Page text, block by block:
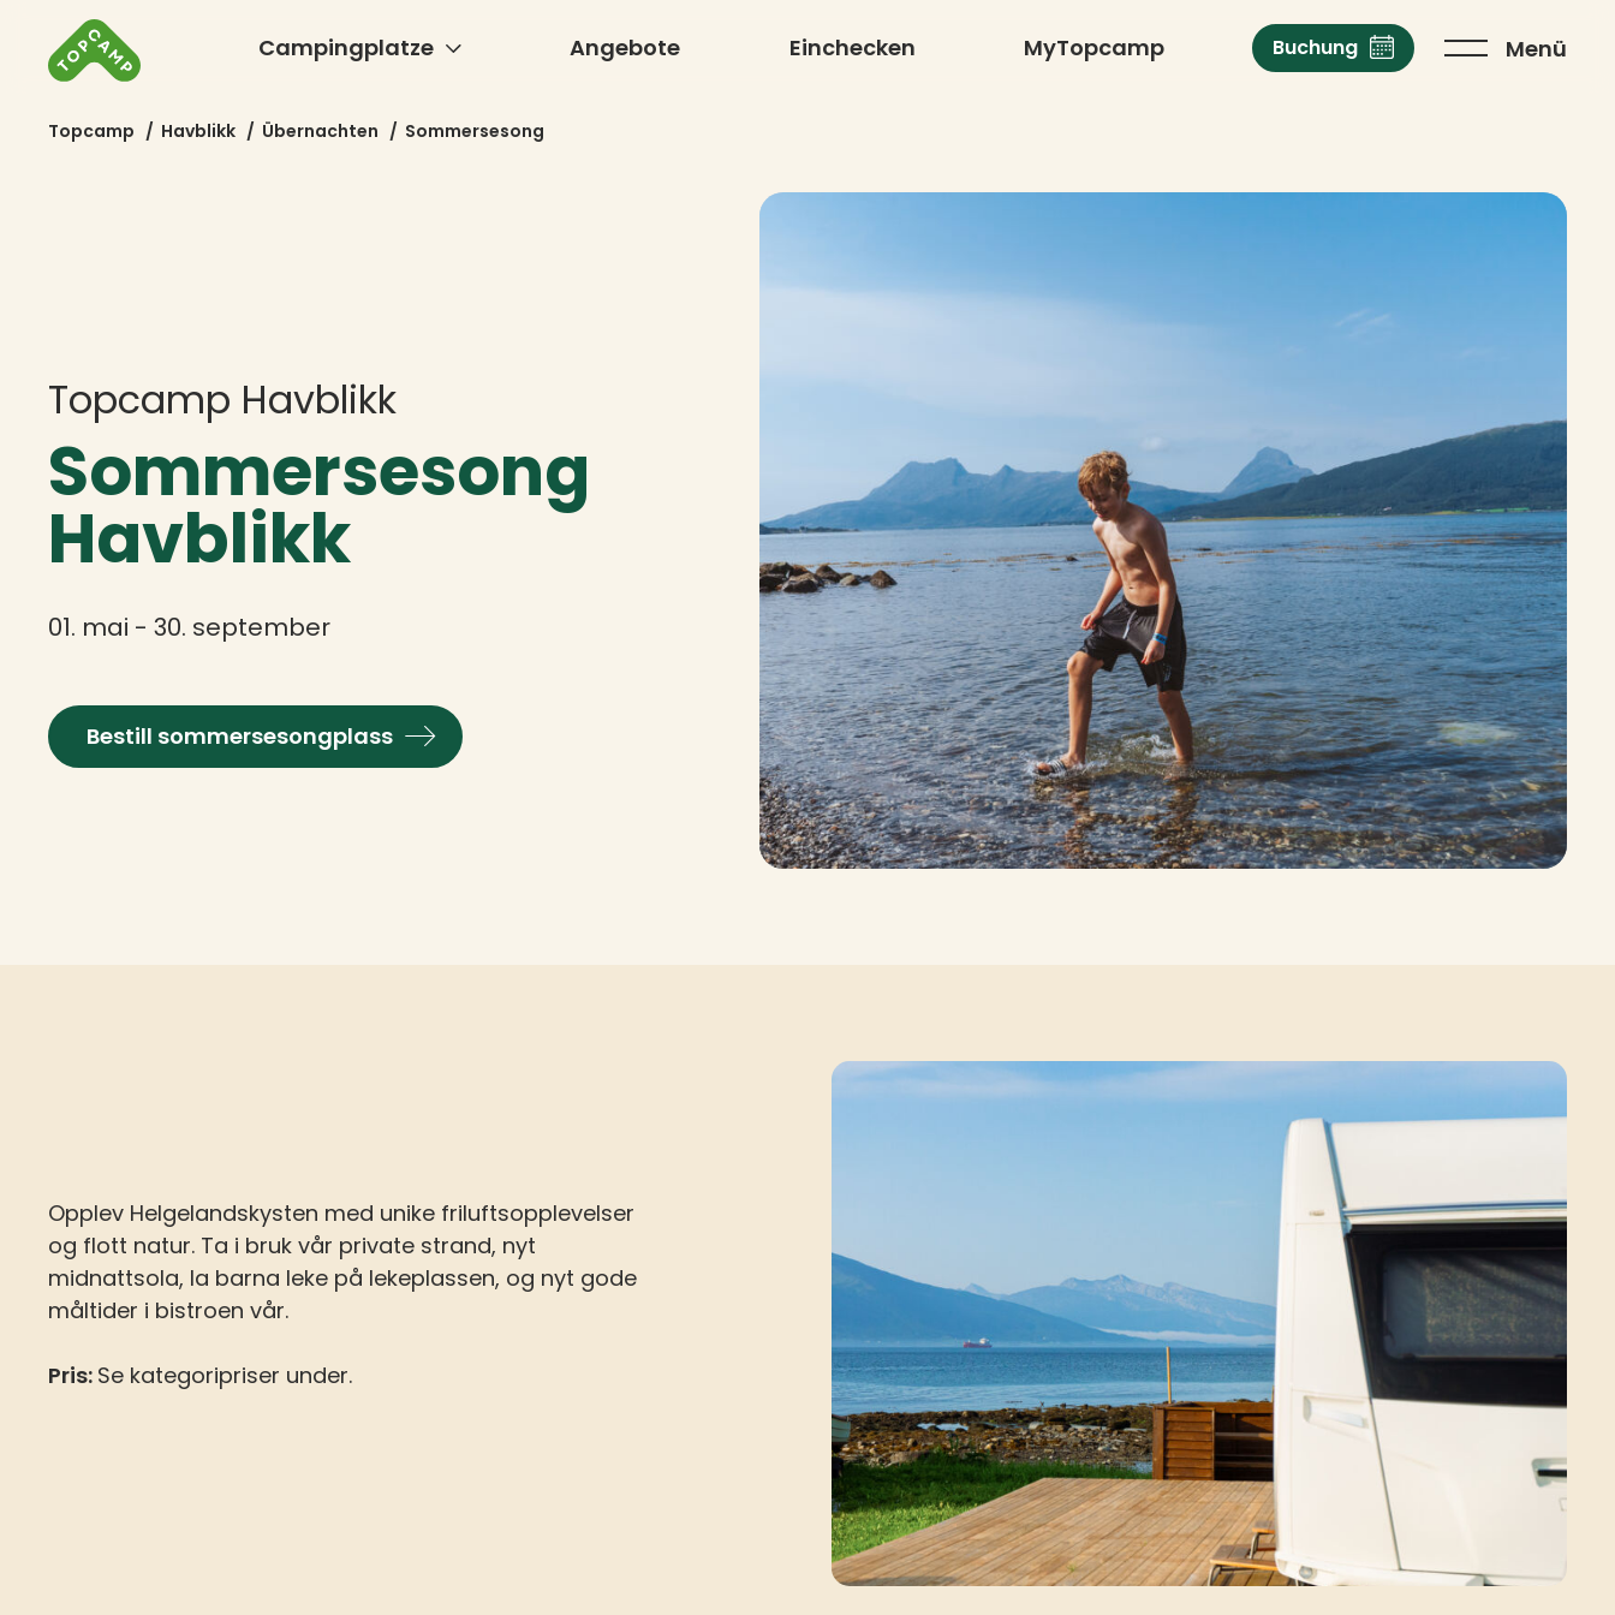
Campingplatze Angebote Einchecken MyTopcamp Buchung Menü
Topcamp / Havblikk / Übernachten / Sommersesong
Topcamp Havblikk
Sommersesong
Havblikk
01. mai - 30. september
Bestill sommersesongplass
Opplev Helgelandskysten med unike friluftsopplevelser
og flott natur. Ta i bruk vår private strand, nyt
midnattsola, la barna leke på lekeplassen, og nyt gode
måltider i bistroen vår.
Pris: Se kategoripriser under.